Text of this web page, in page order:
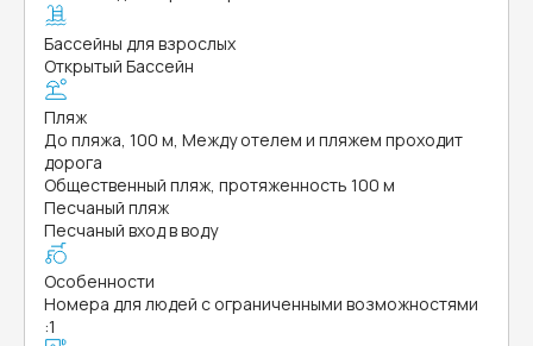
Бассейны для взрослых
Открытый Бассейн
Пляж
До пляжа, 100 м, Между отелем и пляжем проходит
дорога
Общественный пляж, протяженность 100 м
Песчаный пляж
Песчаный вход в воду
Особенности
Номера для людей с ограниченными возможностями
:1